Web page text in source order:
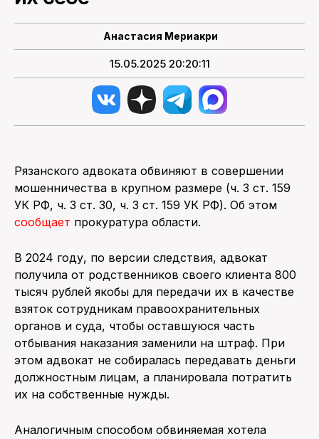
Анастасия Мериакри
15.05.2025 20:20:11
Рязанского адвоката обвиняют в совершении
мошенничества в крупном размере (ч. 3 ст. 159
УК РФ, ч. 3 ст. 30, ч. 3 ст. 159 УК РФ). Об этом
сообщает прокуратура области.
В 2024 году, по версии следствия, адвокат
получила от родственников своего клиента 800
тысяч рублей якобы для передачи их в качестве
взяток сотрудникам правоохранительных
органов и суда, чтобы оставшуюся часть
отбывания наказания заменили на штраф. При
этом адвокат не собиралась передавать деньги
должностным лицам, а планировала потратить
их на собственные нужды.
Аналогичным способом обвиняемая хотела